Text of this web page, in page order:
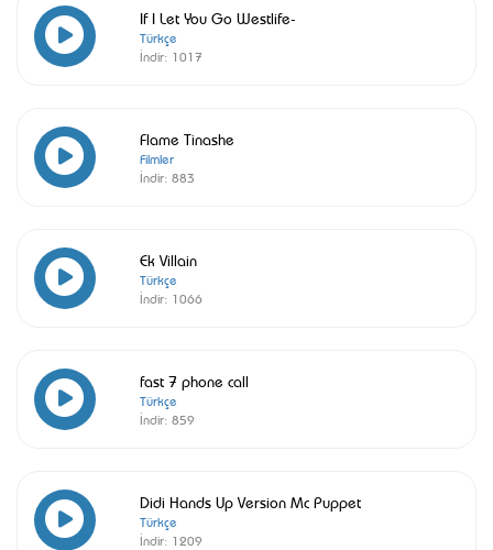
If I Let You Go Westlife-
Türkçe
İndir: 1017
Flame Tinashe
Filmler
İndir: 883
Ek Villain
Türkçe
İndir: 1066
fast 7 phone call
Türkçe
İndir: 859
Didi Hands Up Version Mc Puppet
Türkçe
İndir: 1209